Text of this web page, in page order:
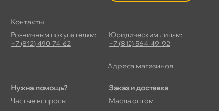
Нужна помощь?
Частые вопросы
Заказ и доставка
Масла оптом
Контакты
Розничным покупателям:
+7 (812) 490-74-62
Юридическим лицам:
+7 (812) 564-49-92
Адреса магазино